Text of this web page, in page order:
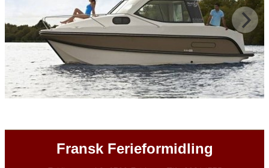
Fransk Ferieformidling